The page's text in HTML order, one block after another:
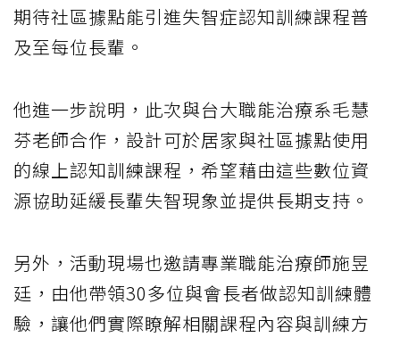
期待社區據點能引進失智症認知訓練課程普
及至每位長輩。
他進一步說明，此次與台大職能治療系毛慧
芬老師合作，設計可於居家與社區據點使用
的線上認知訓練課程，希望藉由這些數位資
源協助延緩長輩失智現象並提供長期支持。
另外，活動現場也邀請專業職能治療師施昱
廷，由他帶領30多位與會長者做認知訓練體
驗，讓他們實際瞭解相關課程內容與訓練方